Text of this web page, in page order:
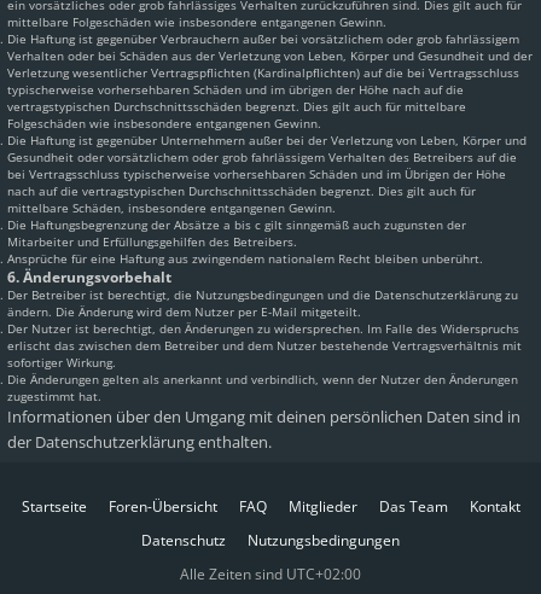
ein vorsätzliches oder grob fahrlässiges Verhalten zurückzuführen sind. Dies gilt auch für
mittelbare Folgeschäden wie insbesondere entgangenen Gewinn.
Die Haftung ist gegenüber Verbrauchern außer bei vorsätzlichem oder grob fahrlässigem
Verhalten oder bei Schäden aus der Verletzung von Leben, Körper und Gesundheit und der
Verletzung wesentlicher Vertragspflichten (Kardinalpflichten) auf die bei Vertragsschluss
typischerweise vorhersehbaren Schäden und im übrigen der Höhe nach auf die
vertragstypischen Durchschnittsschäden begrenzt. Dies gilt auch für mittelbare
Folgeschäden wie insbesondere entgangenen Gewinn.
Die Haftung ist gegenüber Unternehmern außer bei der Verletzung von Leben, Körper und
Gesundheit oder vorsätzlichem oder grob fahrlässigem Verhalten des Betreibers auf die
bei Vertragsschluss typischerweise vorhersehbaren Schäden und im Übrigen der Höhe
nach auf die vertragstypischen Durchschnittsschäden begrenzt. Dies gilt auch für
mittelbare Schäden, insbesondere entgangenen Gewinn.
Die Haftungsbegrenzung der Absätze a bis c gilt sinngemäß auch zugunsten der
Mitarbeiter und Erfüllungsgehilfen des Betreibers.
Ansprüche für eine Haftung aus zwingendem nationalem Recht bleiben unberührt.
6. Änderungsvorbehalt
Der Betreiber ist berechtigt, die Nutzungsbedingungen und die Datenschutzerklärung zu
ändern. Die Änderung wird dem Nutzer per E-Mail mitgeteilt.
Der Nutzer ist berechtigt, den Änderungen zu widersprechen. Im Falle des Widerspruchs
erlischt das zwischen dem Betreiber und dem Nutzer bestehende Vertragsverhältnis mit
sofortiger Wirkung.
Die Änderungen gelten als anerkannt und verbindlich, wenn der Nutzer den Änderungen
zugestimmt hat.
Informationen über den Umgang mit deinen persönlichen Daten sind in
der Datenschutzerklärung enthalten.
Startseite Foren-Übersicht FAQ Mitglieder Das Team
Kontakt
Datenschutz
Nutzungsbedingungen
Alle Zeiten sind UTC+02:00